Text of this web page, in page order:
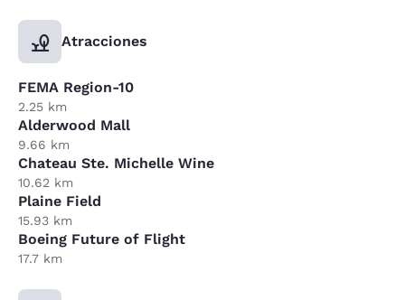
Atracciones
FEMA Region-10
2.25 km
Alderwood Mall
9.66 km
Chateau Ste. Michelle Wine
10.62 km
Plaine Field
15.93 km
Boeing Future of Flight
17.7 km